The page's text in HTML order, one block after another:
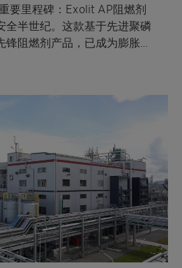
要里程碑：Exolit AP阻燃剂
全半世纪。这款基于先进聚磷
阻燃剂产品，已成为膨胀涂
脲酸酯（PIR）隔热泡沫等
杆。借此50周年庆典契机，科
诺继续积极塑造未来防火安全